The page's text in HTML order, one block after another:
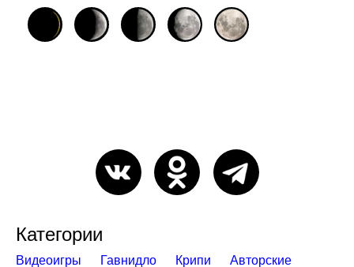
Категории
Видеоигры Гавнидло Крипи
Авторские